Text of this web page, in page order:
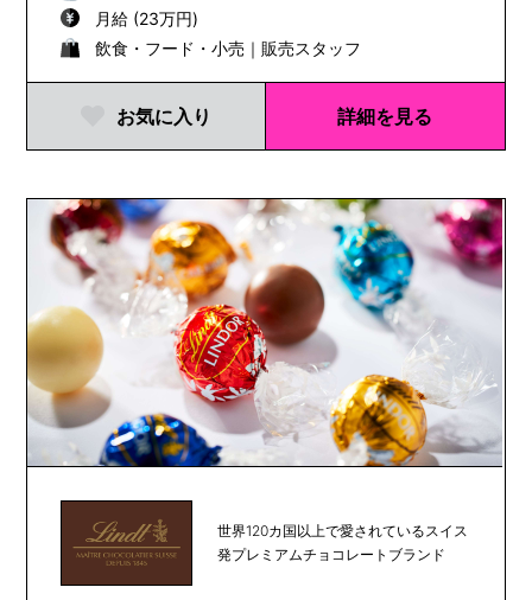
月給 (23万円)
飲食・フード・小売｜販売スタッフ
お気に入り 詳細を見る
世界120カ国以上で愛されているスイス
発プレミアムチョコレートブランド